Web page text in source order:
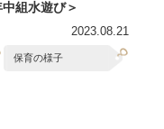
組水遊び＞
2023.08.21
保育の様子